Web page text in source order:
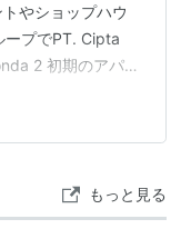
やショップハウ
ープでPT. Cipta
2 初期のアパー
ンドネシア大学に
リア。 近隣には大
もっと見る